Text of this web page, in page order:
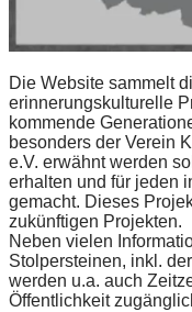
Die Website sammelt
erinnerungskulturelle
kommende
besonders der Verein
e.V. erwähnt werden
erhalten und für jeden
gemacht. Dieses
zukünftigen Projekten.
Neben vielen
Stolpersteinen, inkl.
werden u.a. auch
Öffentlichkeit